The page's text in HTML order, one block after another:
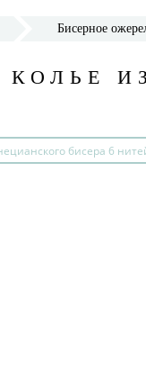
Бисерное
КОЛЬЕ